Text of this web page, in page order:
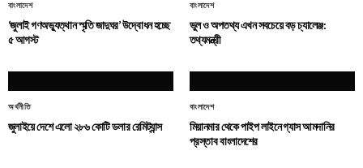
বাংলাদেশ
‘জুলাই গণঅভ্যুত্থান স্মৃতি জাদুঘর’ উদ্বোধন হচ্ছে
৫ আগস্ট
বাংলাদেশ
ভুল ও অপতথ্য এখন সবচেয়ে বড় চ্যালেঞ্জ:
তথ্যমন্ত্রী
অর্থনীতি
জুলাইয়ে দেশে এলো ২৮৬ কোটি ডলার রেমিট্যান্স
বাংলাদেশ
মিয়ানমার থেকে পাইপ লাইনে গ্যাস আমদানির
প্রস্তাব বাংলাদেশের